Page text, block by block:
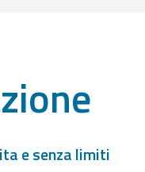
e senza limiti